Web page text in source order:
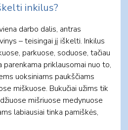
inkilus?
darbo dalis, antras
– teisingai jį iškelti. Inkilus
parkuose, soduose, tačiau
priklausomai nuo to,
uoksiniams paukščiams
miškuose. Bukučiai užims tik
mišriuose medynuose
labiausiai tinka pamiškės,